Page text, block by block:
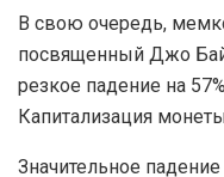
В свою очередь,
посвященный Джо
резкое падение на
Капитализация
Значительное